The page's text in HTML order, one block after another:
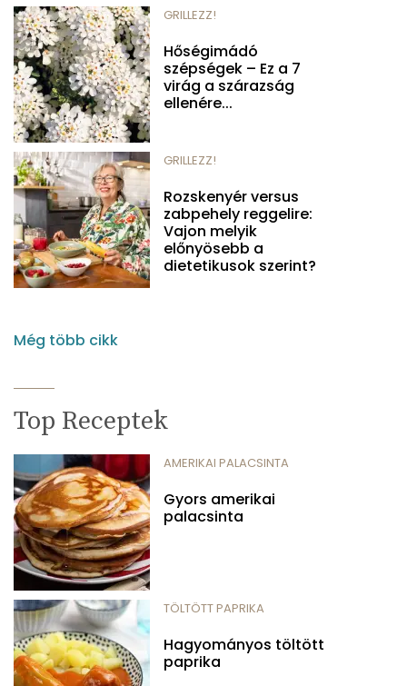
GRILLEZZ!
Hőségimádó
szépségek – Ez a 7
virág a szárazság
ellenére...
GRILLEZZ!
Rozskenyér versus
zabpehely reggelire:
Vajon melyik
előnyösebb a
dietetikusok szerint?
Még több cikk
Top Receptek
AMERIKAI PALACSINTA
Gyors amerikai
palacsinta
TÖLTÖTT PAPRIKA
Hagyományos töltött
paprika